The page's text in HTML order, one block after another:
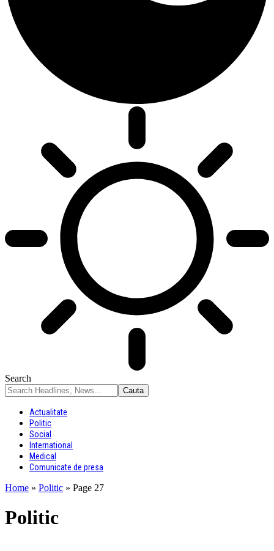
Search
Actualitate
Politic
Social
International
Medical
Comunicate de presa
Home » Politic » Page 27
Politic